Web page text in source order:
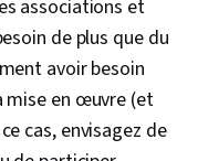
associations et
de plus que du
avoir besoin
mise en œuvre (et
cas, envisagez de